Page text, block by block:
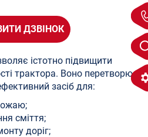
ДЗВІНОК
істотно підвищити
трактора. Воно перетворює
засіб для:
сміття;
доріг;